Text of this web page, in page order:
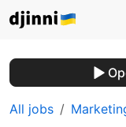
All jobs